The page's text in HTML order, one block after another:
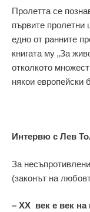
Пролетта се
първите
едно от ранните
книгата му „За
отколкото
някои европейски
Интервю с Лев
За
(законът на
– XX век е век